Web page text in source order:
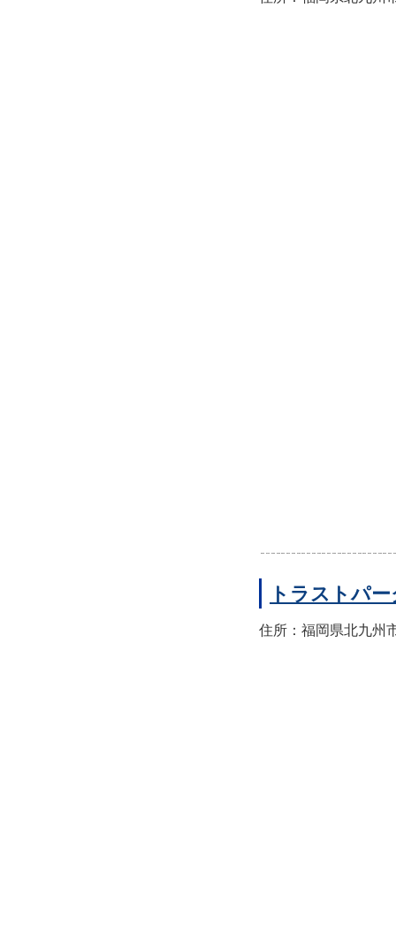
トラストパ
住所：福岡県北九州